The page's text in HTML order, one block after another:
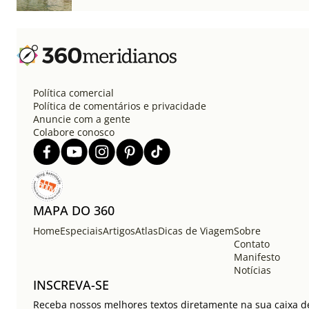
Política comercial
Política de comentários e privacidade
Anuncie com a gente
Colabore conosco
MAPA DO 360
HomeEspeciaisArtigosAtlasDicas de ViagemSobre
Contato
Manifesto
Notícias
INSCREVA-SE
Receba nossos melhores textos diretamente na sua caixa